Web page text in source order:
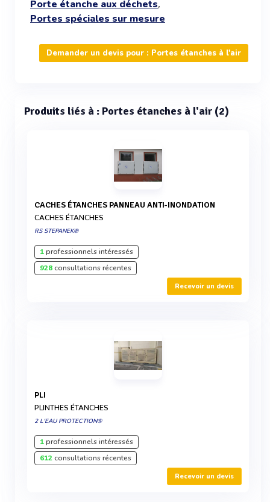
Porte étanche aux déchets,
Portes spéciales sur mesure
Demander un devis pour : Portes étanches à l'air
Produits liés à : Portes étanches à l'air (2)
CACHES ÉTANCHES PANNEAU ANTI-INONDATION
CACHES ÉTANCHES
RS STEPANEK®
1professionnels intéressés
928consultations récentes
Recevoir un devis
PLI
PLINTHES ÉTANCHES
2 L'EAU PROTECTION®
1professionnels intéressés
612consultations récentes
Recevoir un devis